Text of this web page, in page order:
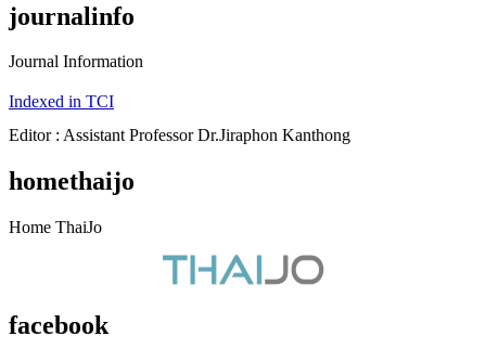
journalinfo
Journal Information
Indexed in TCI
Editor : Assistant Professor Dr.Jiraphon Kanthong
homethaijo
Home ThaiJo
facebook